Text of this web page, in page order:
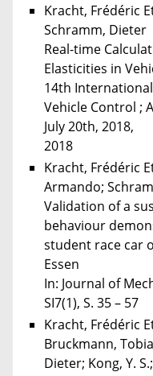
Kracht, Frédéric
Schramm, Dieter
Real-time
Elasticities in
14th
Vehicle Control ;
July 20th, 2018,
2018
Kracht, Frédéric
Armando;
Validation of a
behaviour
student race car
Essen
In: Journal of
SI7(1), S. 35 – 57
Kracht, Frédéric
Bruckmann,
Dieter; Kong, Y.